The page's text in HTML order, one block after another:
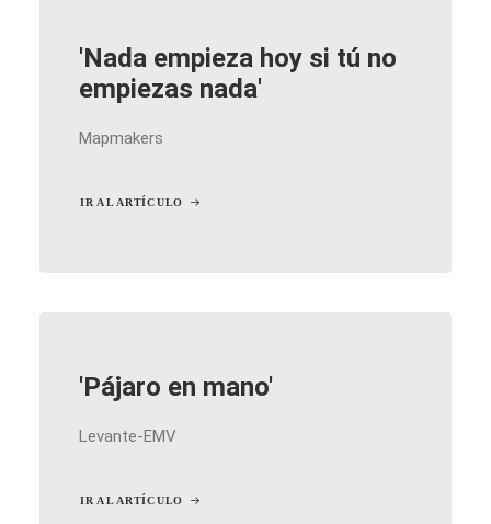
'Nada empieza hoy si tú no
empiezas nada'
Mapmakers
IR AL ARTÍCULO
'Pájaro en mano'
Levante-EMV
IR AL ARTÍCULO